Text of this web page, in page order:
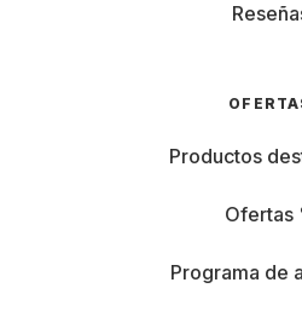
Productos
Ofertas
Programa de